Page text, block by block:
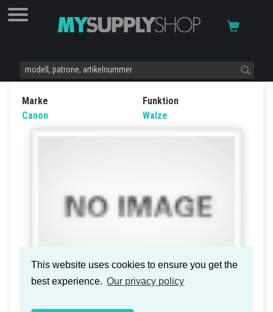
This website uses cookies to ensure you get the
best experience. Our privacy policy
Marke
Canon
Funktion
Walze